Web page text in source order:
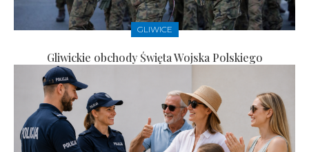
GLIWICE
Gliwickie obchody Święta Wojska Polskiego